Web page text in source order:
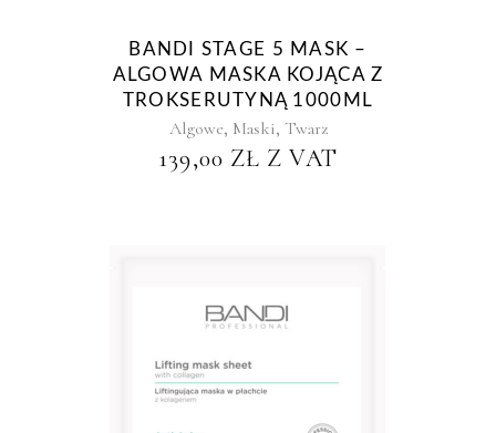
BANDI STAGE 5 MASK –
ALGOWA MASKA KOJĄCA Z
TROKSERUTYNĄ 1000ML
Algowe, Maski, Twarz
139,00 ZŁ Z VAT